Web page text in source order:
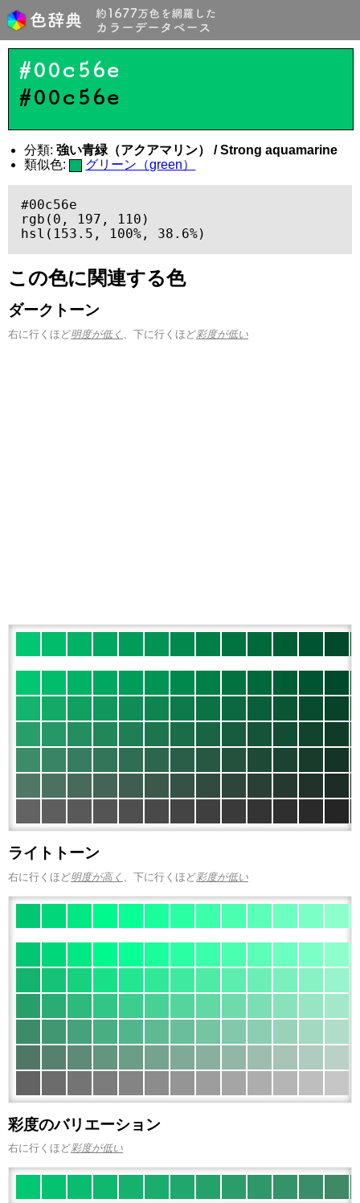
#00c56e
#00c56e
分類: 強い青緑（アクアマリン） / Strong aquamarine
類似色:
グリーン（green）
#00c56e
rgb(0, 197, 110)
hsl(153.5, 100%, 38.6%)
この色に関連する色
ダークトーン
右に行くほど明度が低く 、下に行くほど彩度が低い
ライトトーン
右に行くほど明度が高く 、下に行くほど彩度が低い
彩度のバリエーション
右に行くほど彩度が低い